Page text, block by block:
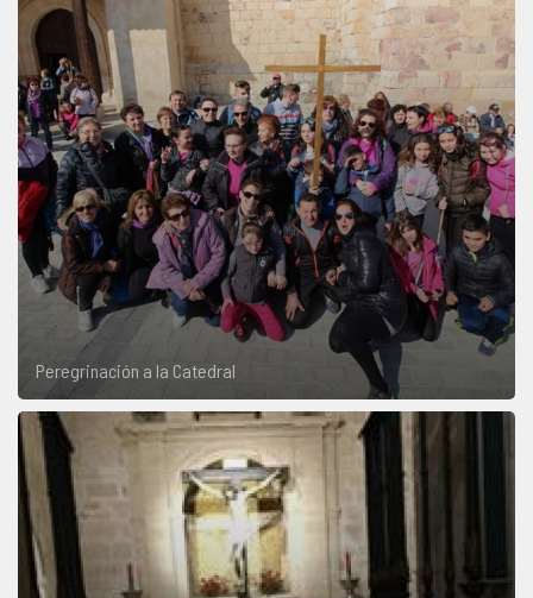
Peregrinación a la Catedral